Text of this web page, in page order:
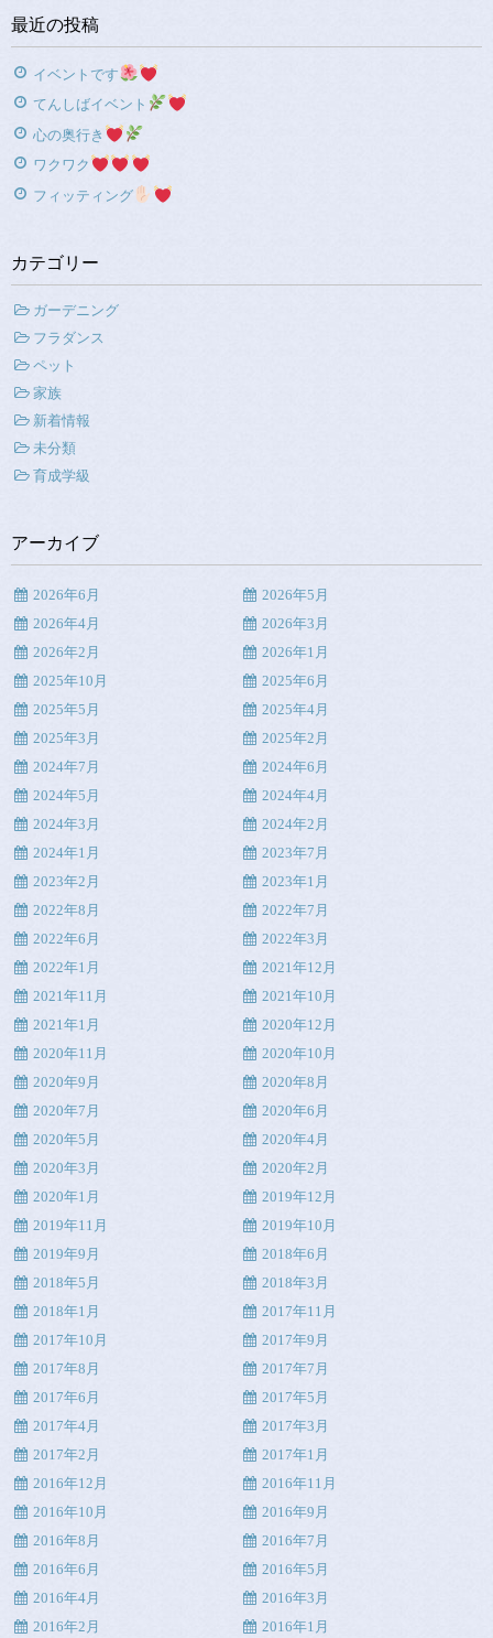
最近の投稿
イベントです
てんしばイベント
心の奥行き
ワクワク
フィッティング
カテゴリー
ガーデニング
フラダンス
ペット
家族
新着情報
未分類
育成学級
アーカイブ
2026年6月
2026年5月
2026年4月
2026年3月
2026年2月
2026年1月
2025年10月
2025年6月
2025年5月
2025年4月
2025年3月
2025年2月
2024年7月
2024年6月
2024年5月
2024年4月
2024年3月
2024年2月
2024年1月
2023年7月
2023年2月
2023年1月
2022年8月
2022年7月
2022年6月
2022年3月
2022年1月
2021年12月
2021年11月
2021年10月
2021年1月
2020年12月
2020年11月
2020年10月
2020年9月
2020年8月
2020年7月
2020年6月
2020年5月
2020年4月
2020年3月
2020年2月
2020年1月
2019年12月
2019年11月
2019年10月
2019年9月
2018年6月
2018年5月
2018年3月
2018年1月
2017年11月
2017年10月
2017年9月
2017年8月
2017年7月
2017年6月
2017年5月
2017年4月
2017年3月
2017年2月
2017年1月
2016年12月
2016年11月
2016年10月
2016年9月
2016年8月
2016年7月
2016年6月
2016年5月
2016年4月
2016年3月
2016年2月
2016年1月